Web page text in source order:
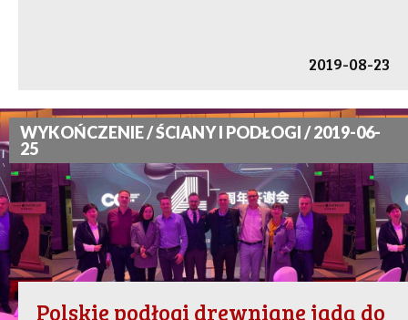
2019-08-23
WYKOŃCZENIE / ŚCIANY I PODŁOGI / 2019-06-
25
Polskie podłogi drewniane jadą do